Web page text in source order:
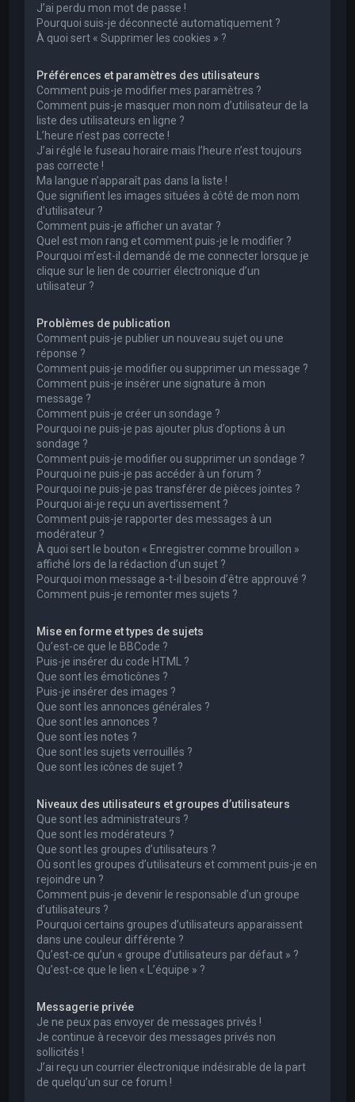
J’ai perdu mon mot de passe !
Pourquoi suis-je déconnecté automatiquement ?
À quoi sert « Supprimer les cookies » ?
Préférences et paramètres des utilisateurs
Comment puis-je modifier mes paramètres ?
Comment puis-je masquer mon nom d’utilisateur de la
liste des utilisateurs en ligne ?
L’heure n’est pas correcte !
J’ai réglé le fuseau horaire mais l’heure n’est toujours
pas correcte !
Ma langue n’apparaît pas dans la liste !
Que signifient les images situées à côté de mon nom
d’utilisateur ?
Comment puis-je afficher un avatar ?
Quel est mon rang et comment puis-je le modifier ?
Pourquoi m’est-il demandé de me connecter lorsque je
clique sur le lien de courrier électronique d’un
utilisateur ?
Problèmes de publication
Comment puis-je publier un nouveau sujet ou une
réponse ?
Comment puis-je modifier ou supprimer un message ?
Comment puis-je insérer une signature à mon
message ?
Comment puis-je créer un sondage ?
Pourquoi ne puis-je pas ajouter plus d’options à un
sondage ?
Comment puis-je modifier ou supprimer un sondage ?
Pourquoi ne puis-je pas accéder à un forum ?
Pourquoi ne puis-je pas transférer de pièces jointes ?
Pourquoi ai-je reçu un avertissement ?
Comment puis-je rapporter des messages à un
modérateur ?
À quoi sert le bouton « Enregistrer comme brouillon »
affiché lors de la rédaction d’un sujet ?
Pourquoi mon message a-t-il besoin d’être approuvé ?
Comment puis-je remonter mes sujets ?
Mise en forme et types de sujets
Qu’est-ce que le BBCode ?
Puis-je insérer du code HTML ?
Que sont les émoticônes ?
Puis-je insérer des images ?
Que sont les annonces générales ?
Que sont les annonces ?
Que sont les notes ?
Que sont les sujets verrouillés ?
Que sont les icônes de sujet ?
Niveaux des utilisateurs et groupes d’utilisateurs
Que sont les administrateurs ?
Que sont les modérateurs ?
Que sont les groupes d’utilisateurs ?
Où sont les groupes d’utilisateurs et comment puis-je en
rejoindre un ?
Comment puis-je devenir le responsable d’un groupe
d’utilisateurs ?
Pourquoi certains groupes d’utilisateurs apparaissent
dans une couleur différente ?
Qu’est-ce qu’un « groupe d’utilisateurs par défaut » ?
Qu’est-ce que le lien « L’équipe » ?
Messagerie privée
Je ne peux pas envoyer de messages privés !
Je continue à recevoir des messages privés non
sollicités !
J’ai reçu un courrier électronique indésirable de la part
de quelqu’un sur ce forum !